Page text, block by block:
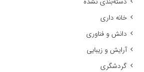
خانه داری
دانش و فناوری
آرایش و زیبایی
گردشگری